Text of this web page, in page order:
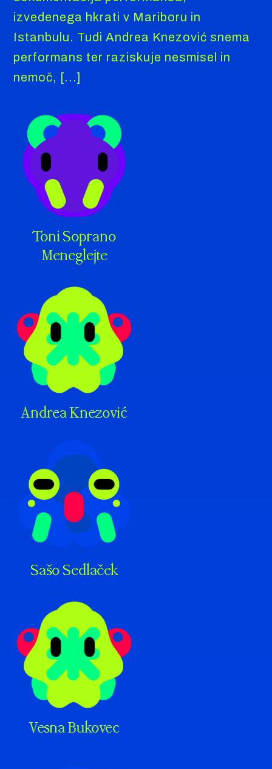
izvedenega hkrati v Mariboru in
Istanbulu. Tudi Andrea Knezović snema
performans ter raziskuje nesmisel in
nemoč, [...]
Toni Soprano
Meneglejte
Andrea Knezović
Sašo Sedlaček
Vesna Bukovec